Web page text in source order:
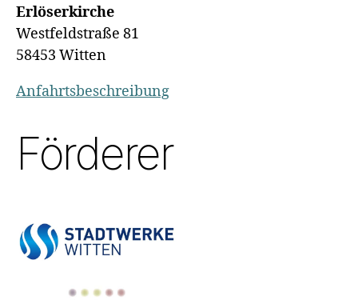
Erlöserkirche
Westfeldstraße 81
58453 Witten
Anfahrtsbeschreibung
Förderer